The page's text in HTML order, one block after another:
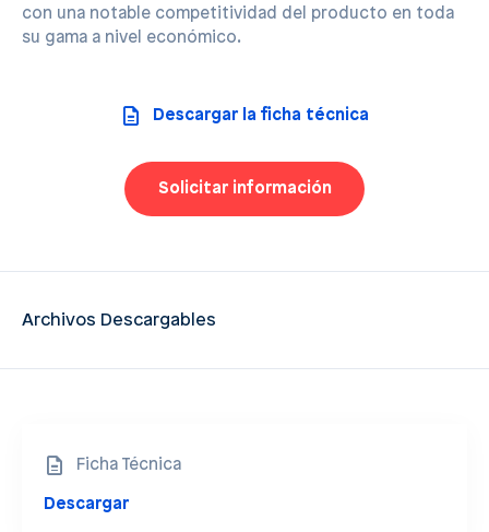
con una notable competitividad del producto en toda
su gama a nivel económico.
Descargar la ficha técnica
Solicitar información
Archivos Descargables
Ficha Técnica
Descargar